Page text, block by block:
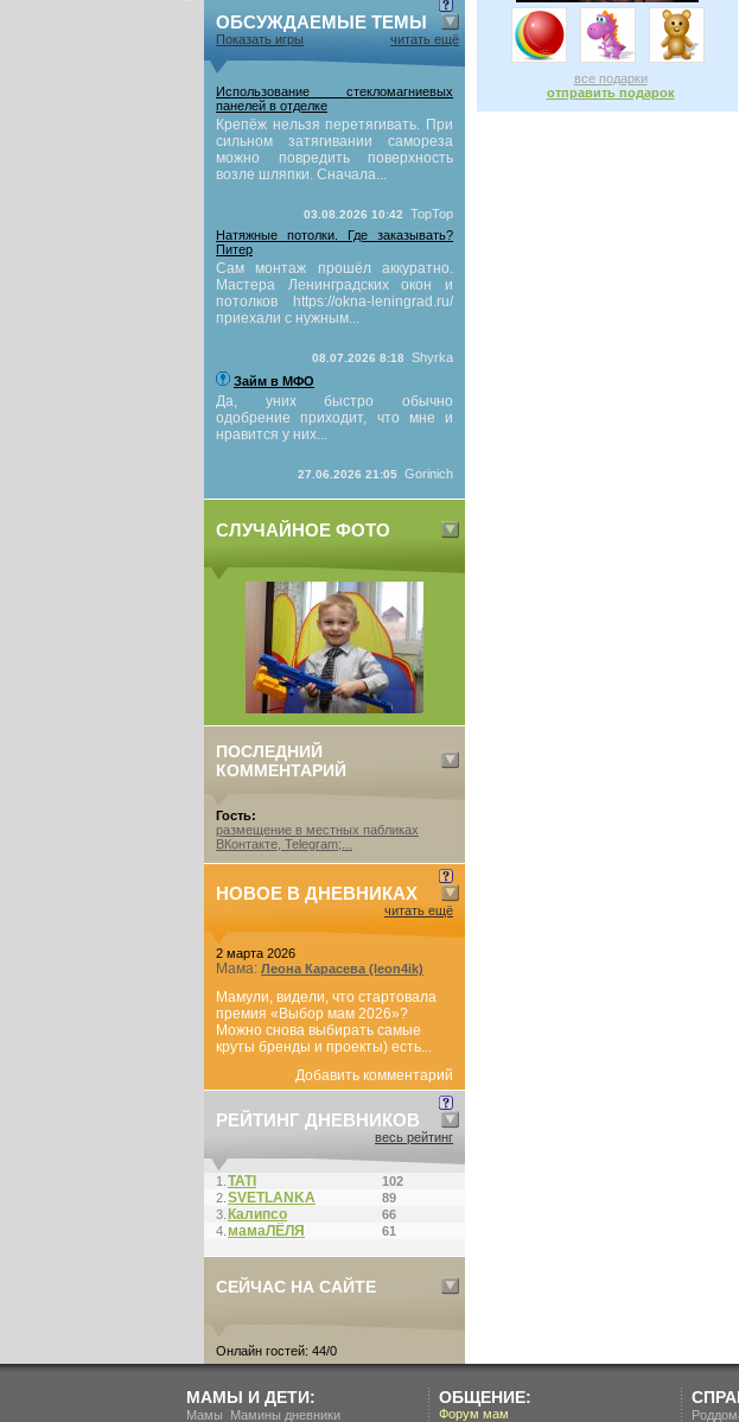
ОБСУЖДАЕМЫЕ ТЕМЫ
Показать игры читать ещё
Использование стекломагниевых
панелей в отделке
Крепёж нельзя перетягивать. При
сильном затягивании самореза
можно повредить поверхность
возле шляпки. Сначала...
03.08.2026 10:42
TopTop
Натяжные потолки. Где заказывать?
Питер
Сам монтаж прошёл аккуратно.
Мастера Ленинградских окон и
потолков https://okna-leningrad.ru/
приехали с нужным...
08.07.2026 8:18
Shyrka
Займ в МФО
Да, уних быстро обычно
одобрение приходит, что мне и
нравится у них...
27.06.2026 21:05 Gorinich
СЛУЧАЙНОЕ ФОТО
ПОСЛЕДНИЙ
КОММЕНТАРИЙ
Гость:
размещение в местных пабликах
ВКонтакте, Telegram;...
НОВОЕ В ДНЕВНИКАХ
читать ещё
2 марта 2026
Мама: Леона Карасева (leon4ik)
Мамули, видели, что стартовала
премия «Выбор мам 2026»?
Можно снова выбирать самые
круты бренды и проекты) есть...
Добавить комментарий
РЕЙТИНГ ДНЕВНИКОВ
весь рейтинг
1. ТАТI
102
2. SVETLANKA
89
3. Калипсо
66
4. мамаЛЁЛЯ 61
СЕЙЧАС НА САЙТЕ
Онлайн гостей: 44/0
все подарки
отправить подарок
МАМЫ И ДЕТИ:
Мамы Мамины дневники
ОБЩЕНИЕ:
Форум мам